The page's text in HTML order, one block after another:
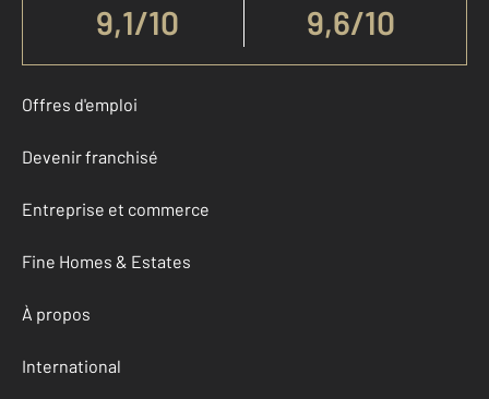
9,1/10 9,6/10
Offres d'emploi
Devenir franchisé
Entreprise et commerce
Fine Homes & Estates
À propos
International